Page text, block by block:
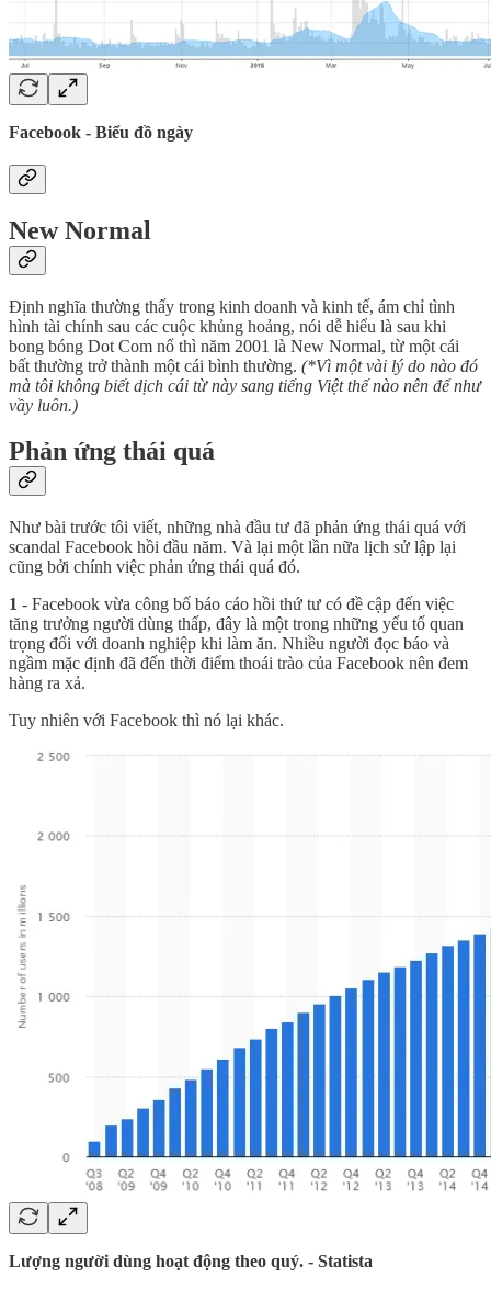
Facebook - Biểu đồ ngày
New Normal
Định nghĩa thường thấy trong kinh doanh và kinh tế, ám chỉ tình
hình tài chính sau các cuộc khủng hoảng, nói dễ hiểu là sau khi
bong bóng Dot Com nổ thì năm 2001 là New Normal, từ một cái
bất thường trở thành một cái bình thường. (*Vì một vài lý do nào đó
mà tôi không biết dịch cái từ này sang tiếng Việt thế nào nên để như
vầy luôn.)
Phản ứng thái quá
Như bài trước tôi viết, những nhà đầu tư đã phản ứng thái quá với
scandal Facebook hồi đầu năm. Và lại một lần nữa lịch sử lập lại
cũng bởi chính việc phản ứng thái quá đó.
1 - Facebook vừa công bố báo cáo hồi thứ tư có đề cập đến việc
tăng trưởng người dùng thấp, đây là một trong những yếu tố quan
trọng đối với doanh nghiệp khi làm ăn. Nhiều người đọc báo và
ngầm mặc định đã đến thời điểm thoái trào của Facebook nên đem
hàng ra xả.
Tuy nhiên với Facebook thì nó lại khác.
Lượng người dùng hoạt động theo quý. - Statista